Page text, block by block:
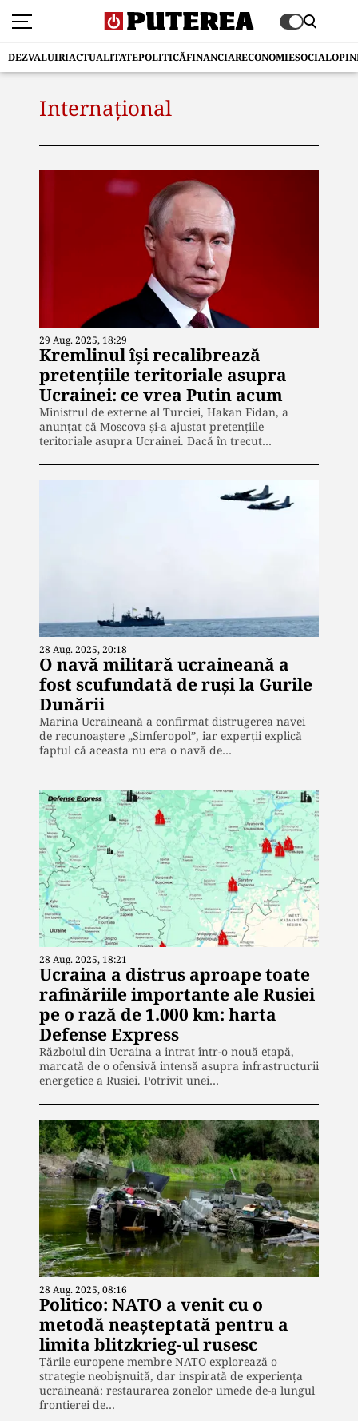
DEZVALUIRIACTUALITATEPOLITICĂFINANCIARECONOMIESOCIAL
Internațional
29 Aug. 2025, 18:29
Kremlinul își recalibrează
pretențiile teritoriale asupra
Ucrainei: ce vrea Putin acum
Ministrul de externe al Turciei, Hakan Fidan, a
anunțat că Moscova și-a ajustat pretențiile
teritoriale asupra Ucrainei. Dacă în trecut…
28 Aug. 2025, 20:18
O navă militară ucraineană a
fost scufundată de ruși la Gurile
Dunării
Marina Ucraineană a confirmat distrugerea navei
de recunoaștere „Simferopol”, iar experții explică
faptul că aceasta nu era o navă de…
28 Aug. 2025, 18:21
Ucraina a distrus aproape toate
rafinăriile importante ale Rusiei
pe o rază de 1.000 km: harta
Defense Express
Războiul din Ucraina a intrat într-o nouă etapă,
marcată de o ofensivă intensă asupra infrastructurii
energetice a Rusiei. Potrivit unei…
28 Aug. 2025, 08:16
Politico: NATO a venit cu o
metodă neașteptată pentru a
limita blitzkrieg-ul rusesc
Țările europene membre NATO explorează o
strategie neobișnuită, dar inspirată de experiența
ucraineană: restaurarea zonelor umede de-a lungul
frontierei de…